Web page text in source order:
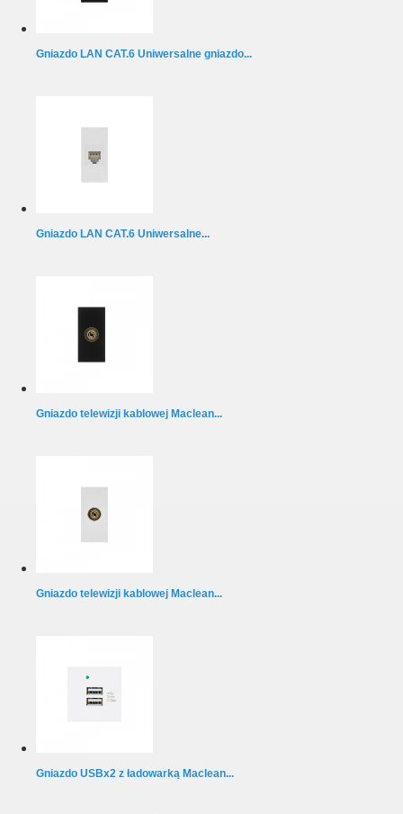
Gniazdo LAN CAT.6 Uniwersalne gniazdo...
Gniazdo LAN CAT.6 Uniwersalne...
Gniazdo telewizji kablowej Maclean...
Gniazdo telewizji kablowej Maclean...
Gniazdo USBx2 z ładowarką Maclean...